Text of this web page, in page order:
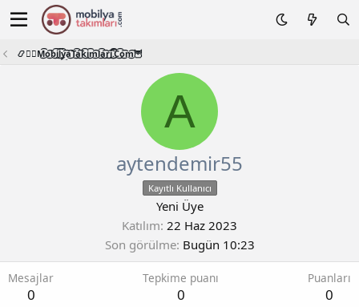
📿🧙‍♂️M͜͡o͜͡b͜͡i͜͡l͜͡y͜͡a͜͡T͜͡a͜͡k͜͡i͜͡m͜͡l͜͡a͜͡r͜͡i͜͡.͜͡C͜͡o͜͡m͜͡🦉
A
aytendemir55
Kayıtlı Kullanıcı
Yeni Üye
Katılım 22 Haz 2023
Son görülme Bugün 10:23
Mesajlar
0
Tepkime puanı
0
Puanları
0